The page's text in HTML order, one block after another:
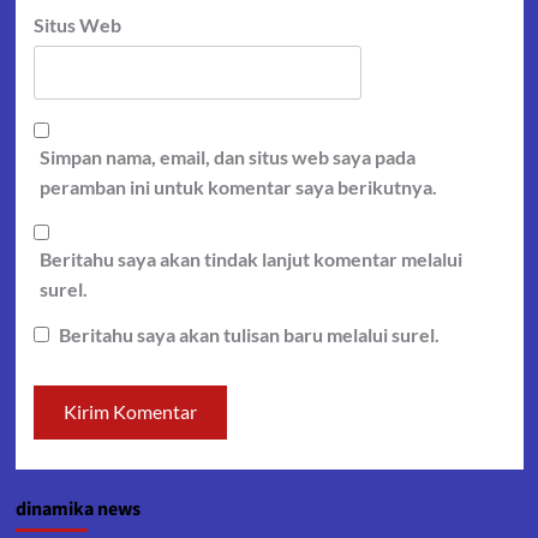
Situs Web
Simpan nama, email, dan situs web saya pada
peramban ini untuk komentar saya berikutnya.
Beritahu saya akan tindak lanjut komentar melalui
surel.
Beritahu saya akan tulisan baru melalui surel.
dinamika news